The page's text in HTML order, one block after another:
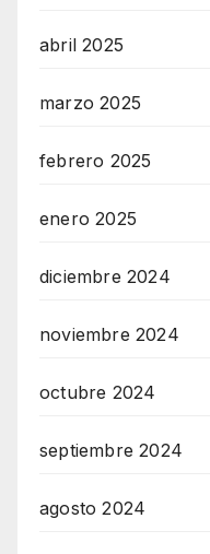
abril 2025
marzo 2025
febrero 2025
enero 2025
diciembre 2024
noviembre 2024
octubre 2024
septiembre 2024
agosto 2024